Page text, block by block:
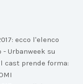
ecco l'elenco
Urbanweek su
cast prende forma: